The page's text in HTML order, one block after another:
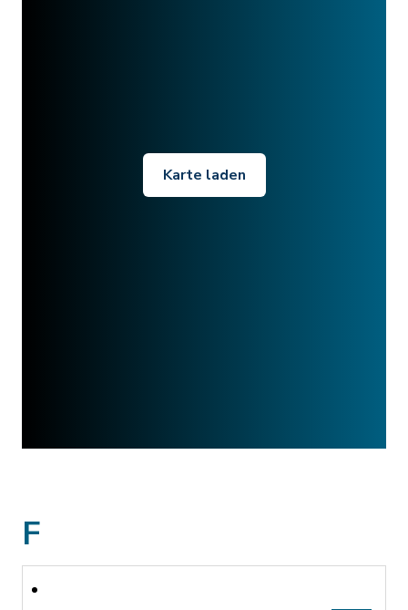
Karte laden
F